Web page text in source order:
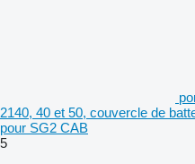
2140, 40 et 50, couvercle de
pour SG2 CAB
5